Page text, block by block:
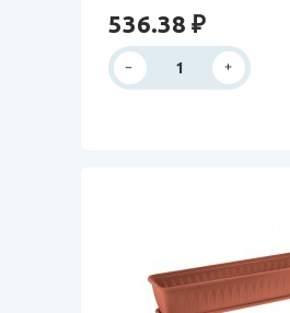
536.38 ₽